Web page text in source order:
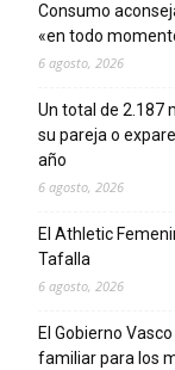
Consumo
«en todo
6 agosto, 2026
Un total de 2.187
su pareja o
año
6 agosto, 2026
El Athletic
Tafalla
6 agosto, 2026
El Gobierno
familiar para los